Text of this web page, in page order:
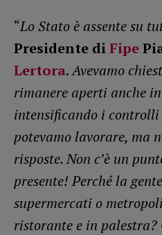
“Lo Stato è assente su
Presidente diFipe
Lertora.Avevamo
rimanere aperti anche
intensificando i controlli
potevamo lavorare, ma
risposte. Non c’è un
presente! Perché la
supermercati o
ristorante e in palestra?